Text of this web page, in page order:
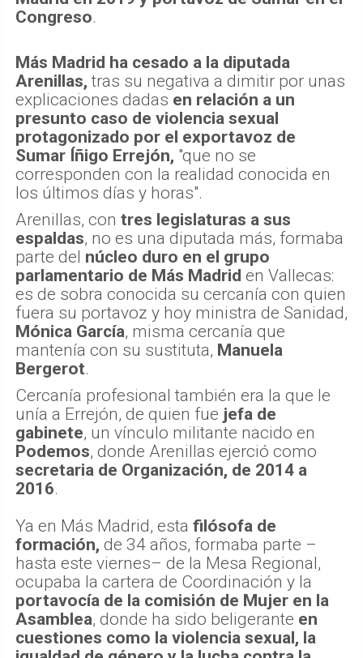
Congreso.
Más Madrid ha cesado a la diputada
Arenillas, tras su negativa a dimitir por unas
explicaciones dadas en relación a un
presunto caso de violencia sexual
protagonizado por el exportavoz de
Sumar Íñigo Errejón, "que no se
corresponden con la realidad conocida en
los últimos días y horas".
Arenillas, con tres legislaturas a sus
espaldas, no es una diputada más, formaba
parte del núcleo duro en el grupo
parlamentario de Más Madrid en Vallecas:
es de sobra conocida su cercanía con quien
fuera su portavoz y hoy ministra de Sanidad,
Mónica García, misma cercanía que
mantenía con su sustituta, Manuela
Bergerot.
Cercanía profesional también era la que le
unía a Errejón, de quien fue jefa de
gabinete, un vínculo militante nacido en
Podemos, donde Arenillas ejerció como
secretaria de Organización, de 2014 a
2016.
Ya en Más Madrid, esta filósofa de
formación, de 34 años, formaba parte –
hasta este viernes– de la Mesa Regional,
ocupaba la cartera de Coordinación y la
portavocía de la comisión de Mujer en la
Asamblea, donde ha sido beligerante en
cuestiones como la violencia sexual, la